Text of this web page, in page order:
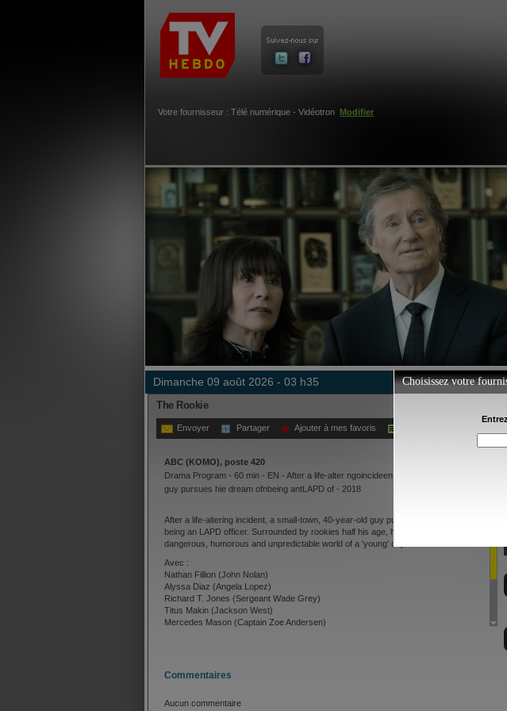
Votre fournisseur : Télé numérique - Vidéotron Modifier
dimanche 09 août 2026 - 03 h35
The Rookie
Envoyer Partager Ajouter à mes favoris
ABC (KOMO), poste 420
Drama Program - 60 min - EN - After a life-alter ngoincideen, a small-town, 40-year-old
guy pursues hie dream ofnbeing antLAPD of - 2018
After a life-altering incident, a small-town, 40-year-old guy pursues his dream of
being an LAPD officer. Surrounded by rookies half his age, he must navigate the
dangerous, humorous and unpredictable world of a 'young' cop.
Avec :
Nathan Fillion (John Nolan)
Alyssa Diaz (Angela Lopez)
Richard T. Jones (Sergeant Wade Grey)
Titus Makin (Jackson West)
Mercedes Mason (Captain Zoe Andersen)
Mekia Cox (Nyla Harper)
Shawn Ashmore (Wesley Evers)
Commentaires
Aucun commentaire